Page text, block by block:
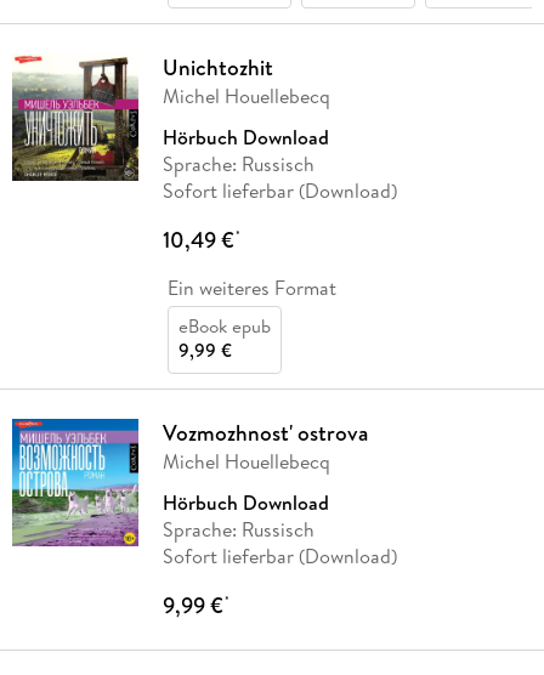
Unichtozhit
Michel Houellebecq
Hörbuch Download
Sprache: Russisch
Sofort lieferbar (Download)
10,49 €*
Ein weiteres Format
eBook epub
9,99 €
Vozmozhnost' ostrova
Michel Houellebecq
Hörbuch Download
Sprache: Russisch
Sofort lieferbar (Download)
9,99 €*